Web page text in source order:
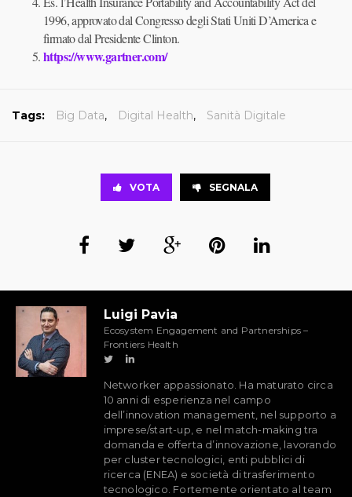
1996, approvato dal Congresso degli Stati Uniti D’America e
firmato dal Presidente Clinton.
https://www.gartner.com/
Tags: Big Data, Digital Health, Sanità Digitale
VOTA SEGNALA
Luigi Pavia
Ecosystem Engagement and Partnerships –
Frontiers Health
Networker appassionato. Ha maturato circa
10 anni di esperienza nel campo
dell’innovation management, nel supporto a
imprese/start-up, e nel match-making tra
domanda e offerta d’innovazione, lavorando
per cluster tecnologici, enti pubblici di
ricerca (ENEA) e società di trasferimento
tecnologico. Fortemente orientato al team